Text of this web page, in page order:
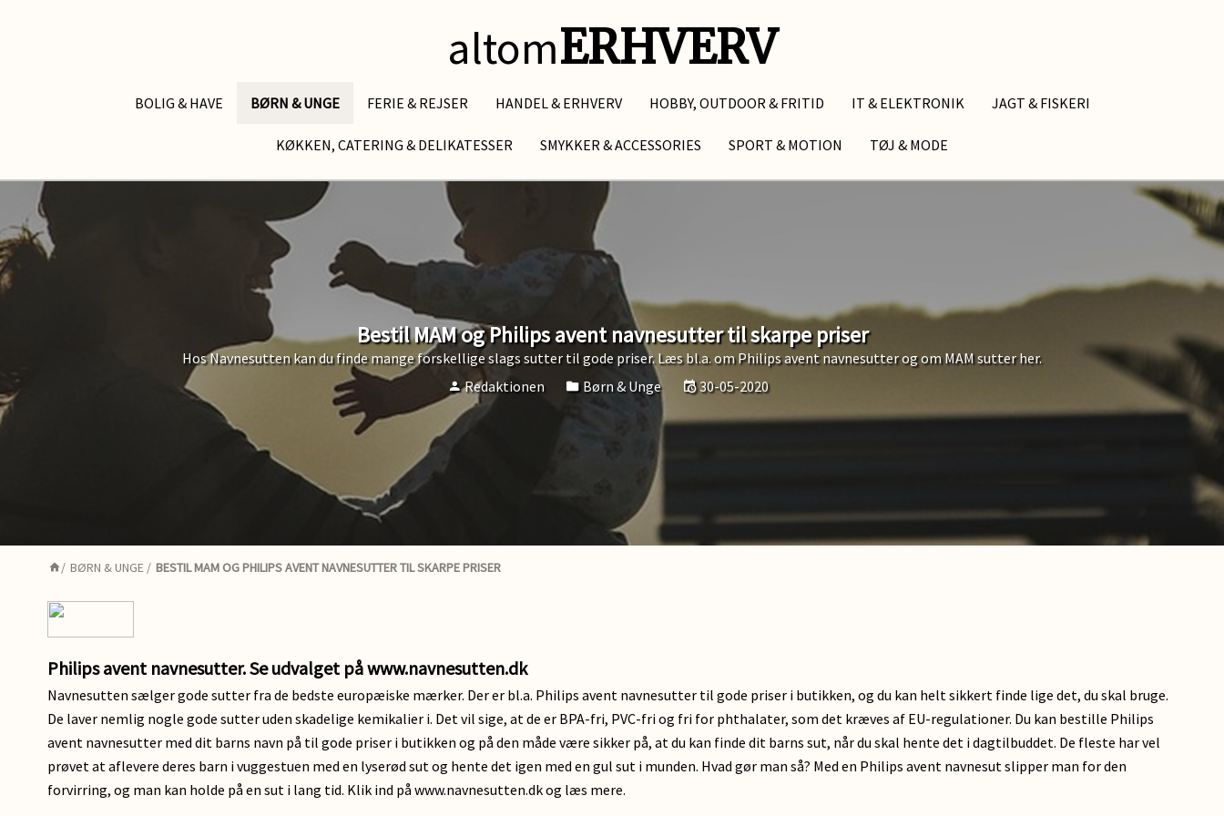
altomERHVERV
BOLIG & HAVE BØRN & UNGE FERIE & REJSER HANDEL & ERHVERV HOBBY, OUTDOOR & FRITID IT & ELEKTRONIK JAGT & FISKERI
KØKKEN, CATERING & DELIKATESSER SMYKKER & ACCESSORIES SPORT & MOTION TØJ & MODE
Bestil MAM og Philips avent navnesutter til skarpe priser
Hos Navnesutten kan du finde mange forskellige slags sutter til gode priser. Læs bl.a. om Philips avent navnesutter og om MAM sutter her.
Redaktionen
Børn & Unge 30-05-2020
/ BØRN & UNGE / BESTIL MAM OG PHILIPS AVENT NAVNESUTTER TIL SKARPE PRISER
Philips avent navnesutter. Se udvalget på www.navnesutten.dk
Navnesutten sælger gode sutter fra de bedste europæiske mærker. Der er bl.a. Philips avent navnesutter til gode priser i butikken, og du kan helt sikkert finde lige det, du skal bruge.
De laver nemlig nogle gode sutter uden skadelige kemikalier i. Det vil sige, at de er BPA-fri, PVC-fri og fri for phthalater, som det kræves af EU-regulationer. Du kan bestille Philips
avent navnesutter med dit barns navn på til gode priser i butikken og på den måde være sikker på, at du kan finde dit barns sut, når du skal hente det i dagtilbuddet. De fleste har vel
prøvet at aflevere deres barn i vuggestuen med en lyserød sut og hente det igen med en gul sut i munden. Hvad gør man så? Med en Philips avent navnesut slipper man for den
forvirring, og man kan holde på en sut i lang tid. Klik ind på www.navnesutten.dk og læs mere.